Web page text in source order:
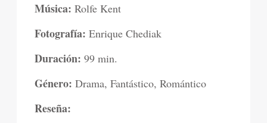
Música: Rolfe Kent
Fotografía:Enrique Chediak
Duración: 99 min.
Género:Drama, Fantástico, Romántico
Reseña: